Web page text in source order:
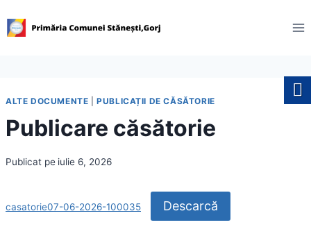
to
ALTE DOCUMENTE |PUBLICAȚII DE CĂSĂTORIE
Publicare căsătorie
Publicat pe iulie 6, 2026
casatorie07-06-2026-100035 Descarcă